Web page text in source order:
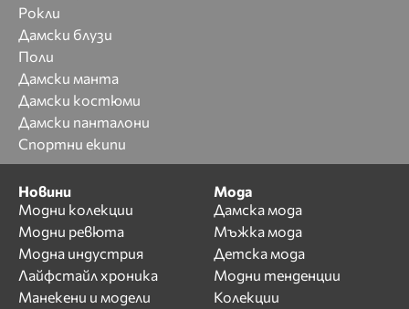
Рокли
Дамски блузи
Поли
Дамски манта
Дамски костюми
Дамски панталони
Спортни екипи
Новини
Модни колекции
Модни ревюта
Модна индустрия
Лайфстайл хроника
Манекени и модели
Мода
Дамска мода
Мъжка мода
Детска мода
Модни тенденции
Колекции